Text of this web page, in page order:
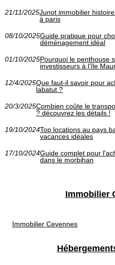
21/11/2025Junot immobilier
à paris
08/10/2025Guide pratique pour
déménagement idéal
01/10/2025Pourquoi le penthouse
investisseurs à l’île
12/4/2025Que faut-il savoir pour
labatut ?
20/3/2025Combien coûte le
? découvrez les détails !
19/10/2024Top locations au pays
vacances idéales
17/10/2024Guide complet pour
dans le morbihan
Immobilier
Immobilier Cevennes